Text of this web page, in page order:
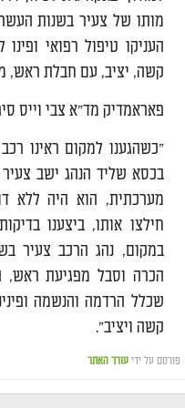
מותו של צעיר בשנות
קשה, יציב, עם חבלת ראש,
פאראמדיק מד"א צבי וייס
מערכתית, הוא היה ללא
חילצו אותו, ביצענו
במקום, נהג הרכב צעיר
הכרה וסבל מפגיעת ראש,
שכלל הרדמה והנשמה
קשה ויציב".
פורסם על ידי עורך האתר